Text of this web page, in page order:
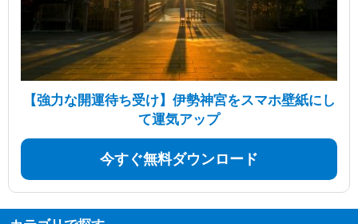
【強力な開運待ち受け】伊勢神宮をスマホ壁紙にし
て運気アップ
今すぐ無料ダウンロード